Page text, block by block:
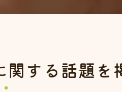
関する話題を